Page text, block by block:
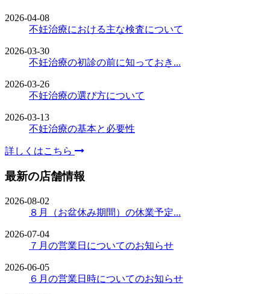
2026-04-08
不妊治療における主な検査について
2026-03-30
不妊治療の初診の前に知っておき...
2026-03-26
不妊治療の選び方について
2026-03-13
不妊治療の基本と必要性
詳しくはこちら
最新の店舗情報
2026-08-02
８月（お盆休み期間）の休業予定...
2026-07-04
７月の営業日についてのお知らせ
2026-06-05
６月の営業日時についてのお知らせ